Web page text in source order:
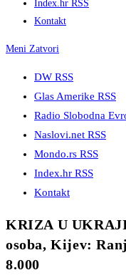
Index.hr RSS
Kontakt
Meni Zatvori
DW RSS
Glas Amerike RSS
Radio Slobodna
Naslovi.net RSS
Mondo.rs RSS
Index.hr RSS
Kontakt
KRIZA U
osoba, Kijev:
8.000